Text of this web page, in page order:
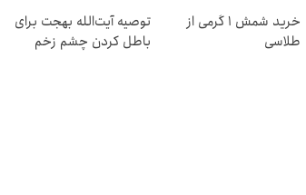
خرید شمش 1 گرمی از
طلاسی
توصیه آیت‌الله بهجت برای
باطل کردن چشم زخم